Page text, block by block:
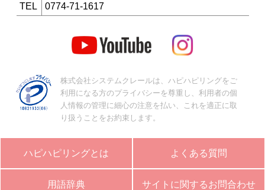
TEL
0774-71-1617
株式会社システムクレールは、ハピハピリングをご
利用になる方のプライバシーを尊重し、利用者の個
人情報の管理に細心の注意を払い、これを適正に取
り扱うことをお約束します。
ハピハピリングとは よくある質問
用語辞典 サイトに関するお問合わせ